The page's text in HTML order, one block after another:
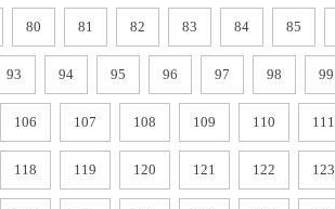
80 81 82 83 84 85
93 94 95 96 97 98 99
106 107 108 109 110 111
118 119 120 121 122 123